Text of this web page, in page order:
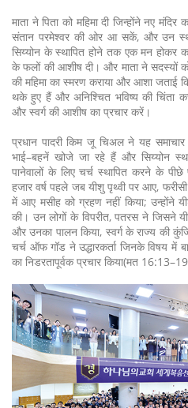
माता ने पिता को महिमा दी जिन्होंने नए मंदिर
संतान परमेश्वर की ओर आ सकें, और उन
सिय्योन के स्थापित होने तक एक मन होकर
के फलों की आशीष दी। और माता ने सदस्यों
की महिमा का स्मरण कराया और आशा जताई
थके हुए हैं और अनिश्चित भविष्य की चिंता
और स्वर्ग की आशीष का प्रचार करें।
प्रधान पादरी किम जू चिअल ने यह समाचार
भाई–बहनें खोजे जा रहे हैं और सिय्योन
पानेवालों के लिए चर्च स्थापित करने के
हजार वर्ष पहले जब यीशु पृथ्वी पर आए,
में आए मसीह को ग्रहण नहीं किया; उन्होंने
की। उन लोगों के विपरीत, पतरस ने जिसने
और उनका पालन किया, स्वर्ग के राज्य की
चर्च ऑफ गॉड ने उद्धारकर्ता जिनके विषय में
का निडरतापूर्वक प्रचार किया(मत